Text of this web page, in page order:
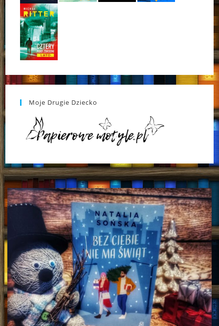
Moje Drugie Dziecko